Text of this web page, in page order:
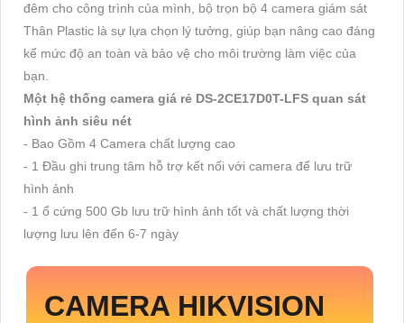
đêm cho công trình của mình, bộ trọn bộ 4 camera giám sát
Thân Plastic là sự lựa chọn lý tưởng, giúp bạn nâng cao đáng
kể mức độ an toàn và bảo vệ cho môi trường làm việc của
bạn.
Một hệ thống camera giá rẻ DS-2CE17D0T-LFS quan sát
hình ảnh siêu nét
- Bao Gồm 4 Camera chất lượng cao
- 1 Đầu ghi trung tâm hỗ trợ kết nối với camera để lưu trữ
hình ảnh
- 1 ổ cứng 500 Gb lưu trữ hình ảnh tốt và chất lượng thời
lượng lưu lên đến 6-7 ngày
CAMERA HIKVISION